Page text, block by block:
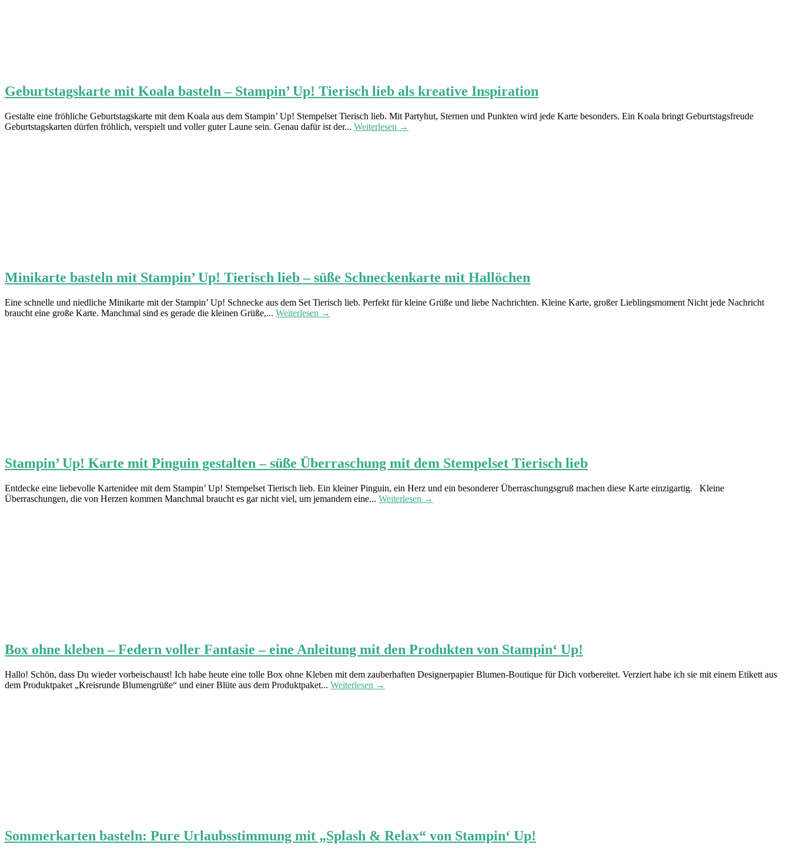
Geburtstagskarte mit Koala basteln – Stampin’ Up! Tierisch lieb als kreative Inspiration
Gestalte eine fröhliche Geburtstagskarte mit dem Koala aus dem Stampin’ Up! Stempelset Tierisch lieb. Mit Partyhut, Sternen und Punkten wird jede Karte besonders. Ein Koala bringt Geburtstagsfreude
Geburtstagskarten dürfen fröhlich, verspielt und voller guter Laune sein. Genau dafür ist der... Weiterlesen →
Minikarte basteln mit Stampin’ Up! Tierisch lieb – süße Schneckenkarte mit Hallöchen
Eine schnelle und niedliche Minikarte mit der Stampin’ Up! Schnecke aus dem Set Tierisch lieb. Perfekt für kleine Grüße und liebe Nachrichten. Kleine Karte, großer Lieblingsmoment Nicht jede Nachricht
braucht eine große Karte. Manchmal sind es gerade die kleinen Grüße,... Weiterlesen →
Stampin’ Up! Karte mit Pinguin gestalten – süße Überraschung mit dem Stempelset Tierisch lieb
Entdecke eine liebevolle Kartenidee mit dem Stampin’ Up! Stempelset Tierisch lieb. Ein kleiner Pinguin, ein Herz und ein besonderer Überraschungsgruß machen diese Karte einzigartig. Kleine
Überraschungen, die von Herzen kommen Manchmal braucht es gar nicht viel, um jemandem eine... Weiterlesen →
Box ohne kleben – Federn voller Fantasie – eine Anleitung mit den Produkten von Stampin‘ Up!
Hallo! Schön, dass Du wieder vorbeischaust! Ich habe heute eine tolle Box ohne Kleben mit dem zauberhaften Designerpapier Blumen-Boutique für Dich vorbereitet. Verziert habe ich sie mit einem Etikett aus
dem Produktpaket „Kreisrunde Blumengrüße“ und einer Blüte aus dem Produktpaket... Weiterlesen →
Sommerkarten basteln: Pure Urlaubsstimmung mit „Splash & Relax“ von Stampin‘ Up!